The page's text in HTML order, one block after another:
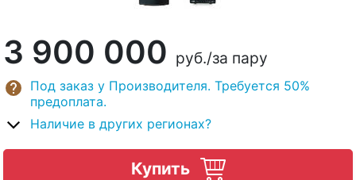
3 900 000 руб./за пару
Под заказ у Производителя. Требуется 50%
предоплата.
Наличие в других регионах?
Купить